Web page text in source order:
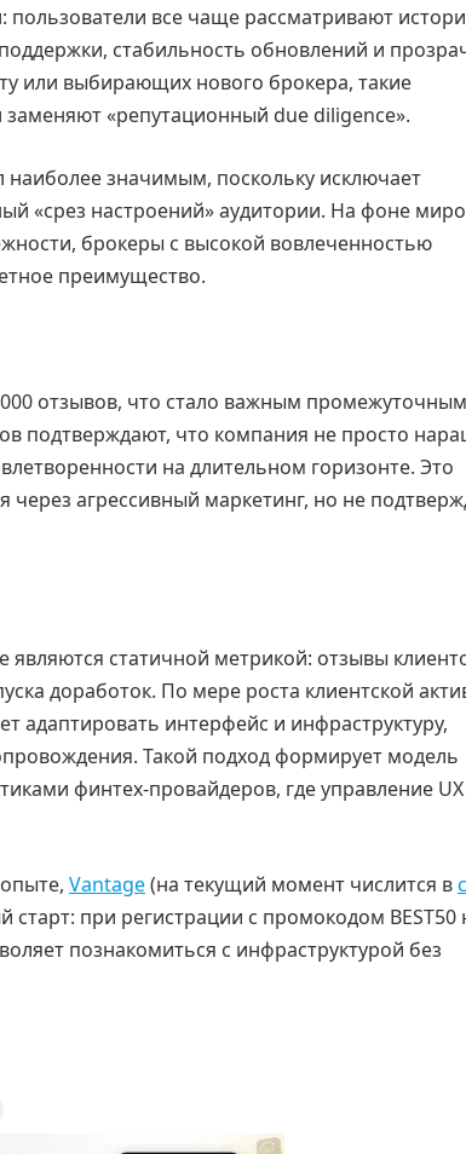
все чаще рассматривают
стабильность обновлений и
или выбирающих нового брокера, такие
«репутационный due diligence».
значимым, поскольку исключает
«срез настроений» аудитории. На фоне
брокеры с высокой вовлеченностью
преимущество.
отзывов, что стало важным промежуточным
подтверждают, что компания не просто
на длительном горизонте. Это
агрессивный маркетинг, но не
статичной метрикой: отзывы
доработок. По мере роста клиентской
адаптировать интерфейс и инфраструктуру,
Такой подход формирует модель
финтех-провайдеров, где управление UX
Vantage(на текущий момент числится в
старт: при регистрации с промокодом BEST50
познакомиться с инфраструктурой без